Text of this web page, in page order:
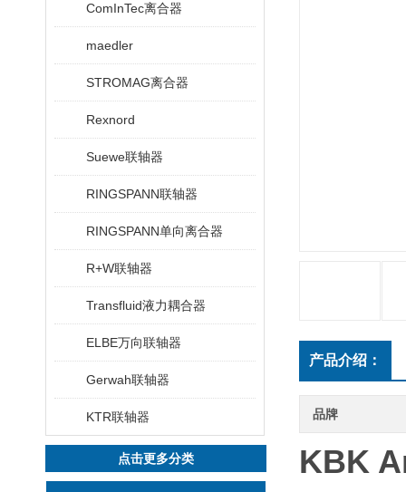
ComInTec离合器
maedler
STROMAG离合器
Rexnord
Suewe联轴器
RINGSPANN联轴器
RINGSPANN单向离合器
R+W联轴器
Transfluid液力耦合器
ELBE万向联轴器
Gerwah联轴器
KTR联轴器
点击更多分类
产品介绍：
品牌
KBK